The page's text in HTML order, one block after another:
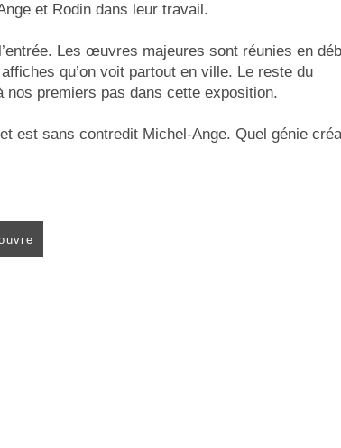
et Rodin dans leur travail.
Les œuvres majeures sont réunies en
qu’on voit partout en ville. Le reste du
nos premiers pas dans cette exposition.
est sans contredit Michel-Ange. Quel génie